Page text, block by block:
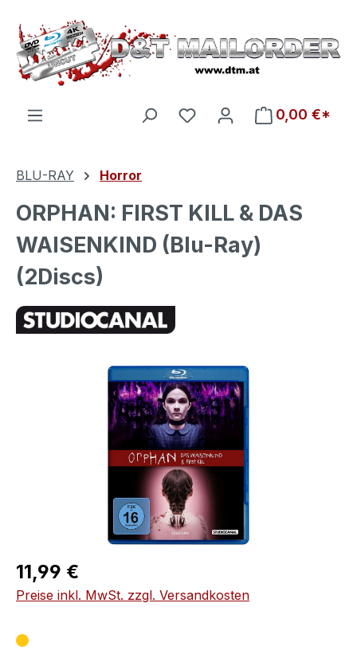
Zum Hauptinhalt springen
Du hast 0 Produkte auf
0,00 €*
BLU-RAY Horror
ORPHAN: FIRST KILL & DAS
WAISENKIND (Blu-Ray)
(2Discs)
Bildergalerie überspringen
Regulärer Preis:
11,99 €
Preise inkl. MwSt. zzgl. Versandkosten